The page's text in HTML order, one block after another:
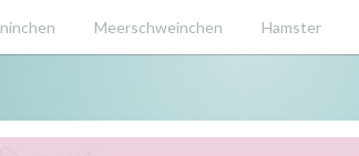
Meerschweinchen Hamster